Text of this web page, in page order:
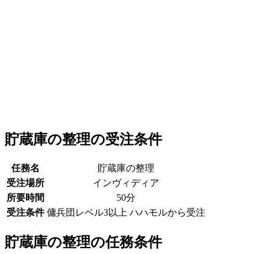
貯蔵庫の整理の受注条件
任務名
貯蔵庫の整理
受注場所
インヴィディア
所要時間
50分
受注条件 傭兵団レベル3以上 ハハモルから受注
貯蔵庫の整理の任務条件